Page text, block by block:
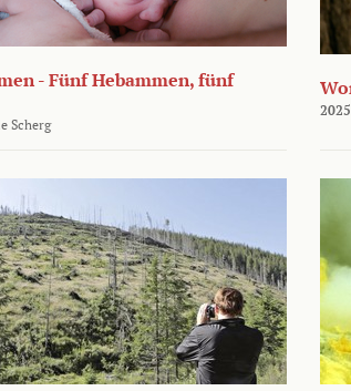
- Fünf Hebammen, fünf
Scherg
2025